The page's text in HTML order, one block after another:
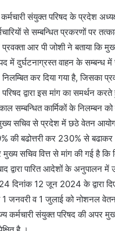
कर्मचारी संयुक्त परिषद के प्रदेश
से सम्बन्धित प्रकरणों पर
आर पी जोशी ने बताया कि
में दुर्घटनाग्रस्त वाहन के सम्बन्ध में
कर दिया गया है, जिसका
द्वारा इस मांग का समर्थन
सम्बन्धित कार्मिकों के निलम्बन
सचिव से प्रदेश में छठे वेतन आयोग
की बढोत्तरी कर 230% से
मुख्य सचिव वित्त से मांग की गई है
द्वारा पारित आदेशों के
12 जून 2024 के द्वारा दिए
1 जनवरी व 1 जुलाई को नोशनल
कर्मचारी संयुक्त परिषद की अपर